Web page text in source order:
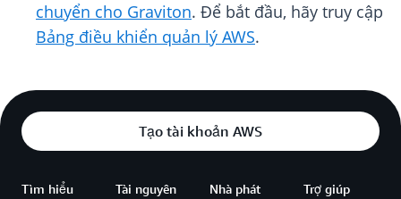
chuyển cho Graviton. Để bắt đầu, hãy truy cập
Bảng điều khiển quản lý AWS.
Tạo tài khoản AWS
Tìm hiểu Tài nguyên
Nhà phát
Trợ giúp